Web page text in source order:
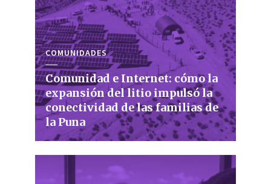
COMUNIDADES
Comunidad e Internet: cómo la
expansión del litio impulsó la
conectividad de las familias de
la Puna